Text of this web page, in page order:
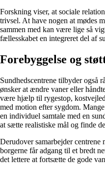
Forskning viser, at sociale
trivsel. At have nogen at mødes
sammen med kan være lige så
fællesskabet en integreret del af
Forebyggelse og
Sundhedscentrene tilbyder også
ønsker at ændre vaner eller
være hjælp til rygestop,
med motion efter sygdom.
en individuel samtale med en
at sætte realistiske mål og finde
Derudover samarbejder
borgerne får adgang til et bredt
det lettere at fortsætte de gode